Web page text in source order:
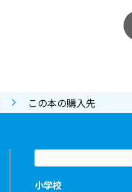
この本の購入先
小学校